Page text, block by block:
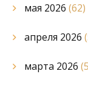
мая 2026 (62)
апреля 2026
марта 2026